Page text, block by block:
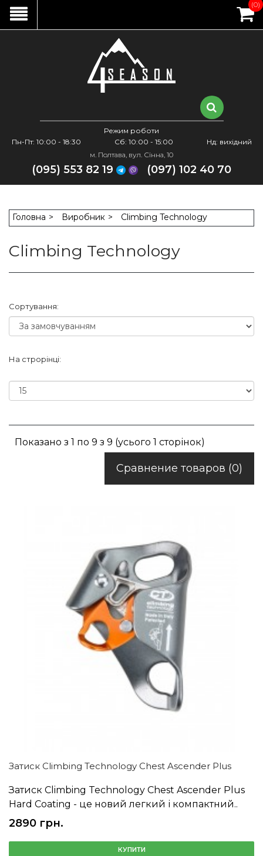
Режим роботи
Пн-Пт: 10:00 - 18:30
Сб: 10:00 - 15:00
Нд: вихідний
м. Полтава, вул. Сінна, 10
(095) 553 82 19 (097) 102 40 70
(0)
Головна Виробник Climbing Technology
Climbing Technology
Сортування:
На строрінці:
Показано з 1 по 9 з 9 (усього 1 сторінок)
Сравнение товаров (0)
Затиск Climbing Technology Chest Ascender Plus
Затиск Climbing Technology Chest Ascender Plus
Hard Coating - це новий легкий і компактний..
2890 грн.
КУПИТИ